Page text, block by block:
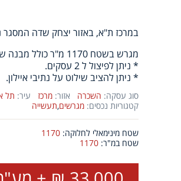
במרכז ת"א, באזור יצחק שדה המסגר
מגרש בשטח 1170 מ"ר כולל מבנה ששימש כמוסך 500 מ"ר.
* ניתן לפיצול ל 2 עסקים.
* ניתן להציב שילוט על נתיבי איילון.
סוג עסקה: השכרה אזור: מרכז עיר: תל
קטגוריות נכסים: מגרשים,תעשייה
שטח מינימאלי לחלוקה: 1170
שטח במ"ר: 1170